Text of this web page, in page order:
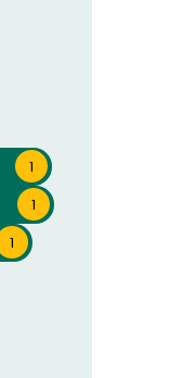
1
1
1